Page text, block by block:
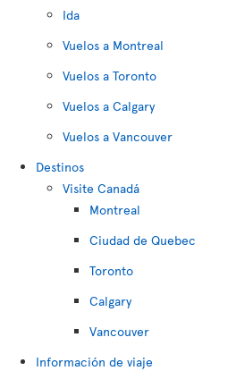
Ida
Vuelos a Montreal
Vuelos a Toronto
Vuelos a Calgary
Vuelos a Vancouver
Destinos
Visite Canadá
Montreal
Ciudad de Quebec
Toronto
Calgary
Vancouver
Información de viaje